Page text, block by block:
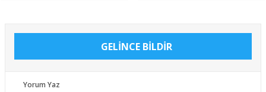
GELİNCE BİLDİR
Yorum Yaz